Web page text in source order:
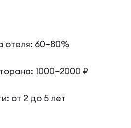
отеля: 60–80%
1000–2000 ₽
от 2 до 5 лет